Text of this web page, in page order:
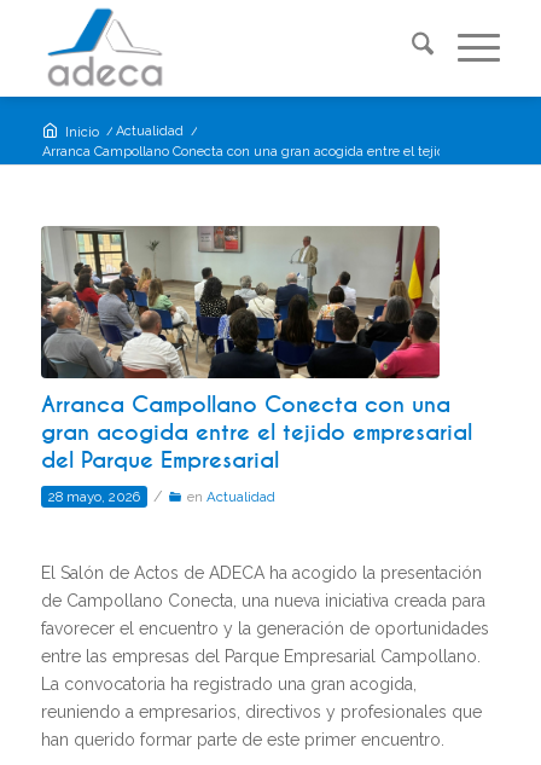
Inicio / Actualidad /
Arranca Campollano Conecta con una gran acogida entre el tejido empresarial...
Arranca Campollano Conecta con una
gran acogida entre el tejido empresarial
del Parque Empresarial
28 mayo, 2026 / en Actualidad
El Salón de Actos de ADECA ha acogido la presentación
de Campollano Conecta, una nueva iniciativa creada para
favorecer el encuentro y la generación de oportunidades
entre las empresas del Parque Empresarial Campollano.
La convocatoria ha registrado una gran acogida,
reuniendo a empresarios, directivos y profesionales que
han querido formar parte de este primer encuentro.